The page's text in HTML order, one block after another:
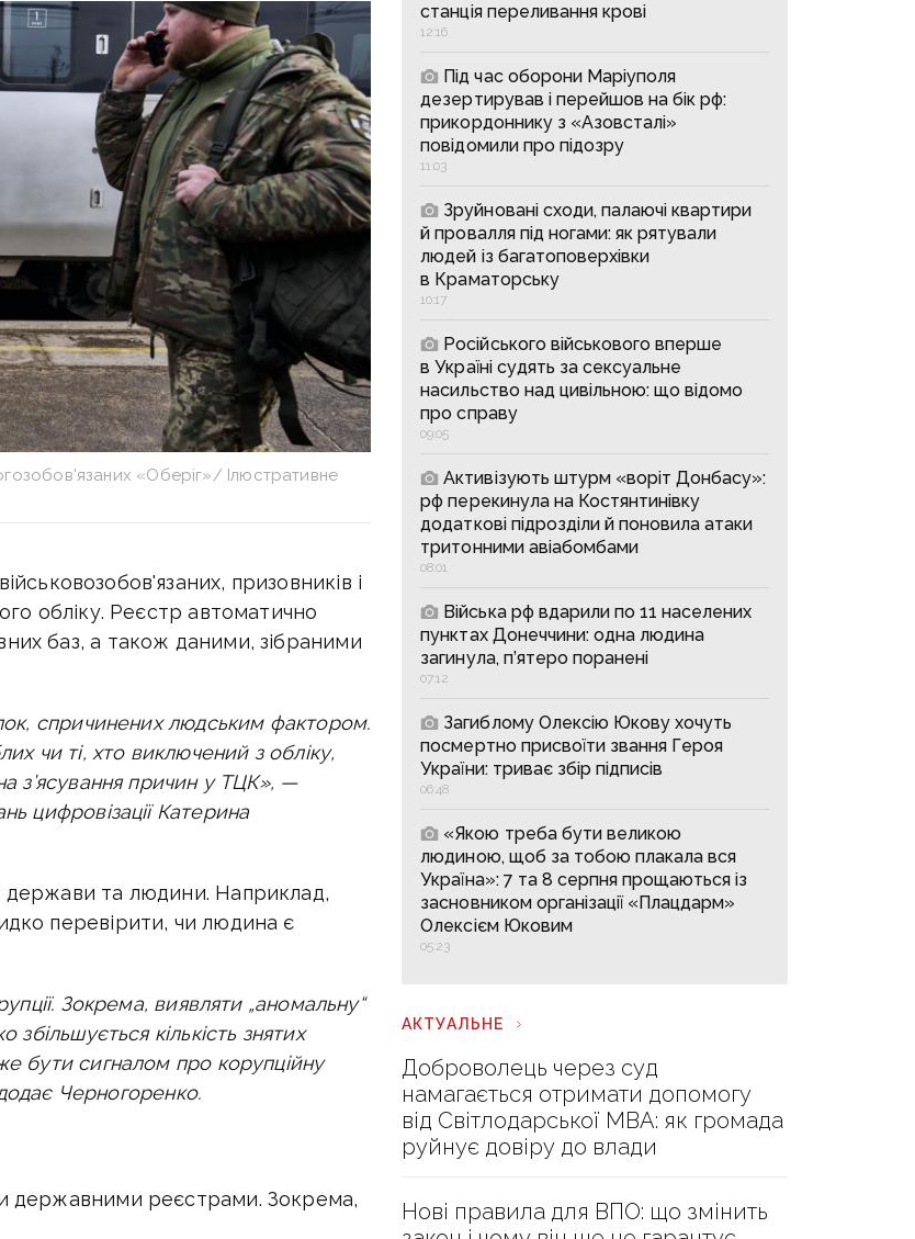
«Оберіг»/ Ілюстративне
призовників і
обліку. Реєстр автоматично
баз, а також даними, зібраними
спричинених людським фактором.
чи ті, хто виключений з обліку,
з’ясування причин у ТЦК», —
цифровізації Катерина
держави та людини. Наприклад,
перевірити, чи людина є
Зокрема, виявляти „аномальну“
кількість знятих
бути сигналом про корупційну
Черногоренко.
державними реєстрами. Зокрема,
станція переливання крові
12:16
Під час оборони Маріуполя
дезертирував і перейшов на бік рф:
прикордоннику з «Азовсталі»
повідомили про підозру
11:03
Зруйновані сходи, палаючі квартири
й провалля під ногами: як рятували
людей із багатоповерхівки
в Краматорську
10:17
Російського військового вперше
в Україні судять за сексуальне
насильство над цивільною: що відомо
про справу
09:05
Активізують штурм «воріт Донбасу»:
рф перекинула на Костянтинівку
додаткові підрозділи й поновила атаки
тритонними авіабомбами
08:01
Війська рф вдарили по 11 населених
пунктах Донеччини: одна людина
загинула, п’ятеро поранені
07:12
Загиблому Олексію Юкову хочуть
посмертно присвоїти звання Героя
України: триває збір підписів
06:48
«Якою треба бути великою
людиною, щоб за тобою плакала вся
Україна»: 7 та 8 серпня прощаються із
засновником організації «Плацдарм»
Олексієм Юковим
05:23
АКТУАЛЬНЕ
Доброволець через суд
намагається отримати допомогу
від Світлодарської МВА: як громада
руйнує довіру до влади
Нові правила для ВПО: що змінить